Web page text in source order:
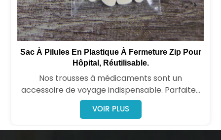
Sac À Pilules En Plastique À Fermeture Zip Pour
Hôpital, Réutilisable.
Nos trousses à médicaments sont un
accessoire de voyage indispensable. Parfaites
pour ranger vos médicaments du quotidien de
manière ordonnée, ces pochettes polyvalentes
VOIR PLUS